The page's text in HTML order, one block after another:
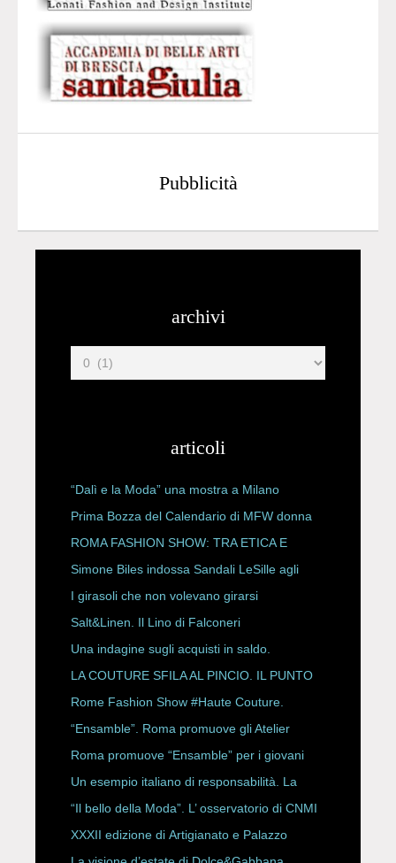
Pubblicità
archivi
articoli
“Dalì e la Moda” una mostra a Milano
Prima Bozza del Calendario di MFW donna
P/E 2027
ROMA FASHION SHOW: TRA ETICA E
HAUTE COUTURE
Simone Biles indossa Sandali LeSille agli
ESPY Awards 2026
I girasoli che non volevano girarsi
Salt&Linen. Il Lino di Falconeri
Una indagine sugli acquisti in saldo.
LA COUTURE SFILA AL PINCIO. IL PUNTO
CON ALESSANDRO ONORATO E
ROBERTA ANGELILLI
Rome Fashion Show #Haute Couture.
“Ensamble”. Roma promuove gli Atelier
Storici
Roma promuove “Ensamble” per i giovani
Un esempio italiano di responsabilità. La
Rete Slow Fiber
“Il bello della Moda”. L’ osservatorio di CNMI
XXXII edizione di Artigianato e Palazzo